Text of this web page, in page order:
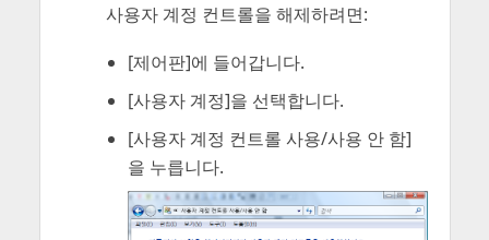
사용자 계정 컨트롤을 해제하려면:
[제어판]에 들어갑니다.
[사용자 계정]을 선택합니다.
[사용자 계정 컨트롤 사용/사용 안 함]
을 누릅니다.